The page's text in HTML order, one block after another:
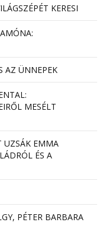
KERESI
AZ ÜNNEPEK
MESÉLT
UZSÁK EMMA
ÉS A
PÉTER BARBARA